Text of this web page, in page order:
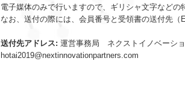
電子媒体のみで行いますので、ギリシャ文字などの
なお、送付の際には、会員番号と受領書の送付先（
送付先アドレス: 運営事務局 ネクストイノベーシ
hotai2019@nextinnovationpartners.com